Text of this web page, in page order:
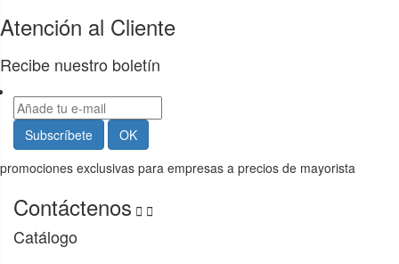
Atención al Cliente
Recibe nuestro boletín
promociones exclusivas para empresas a precios de mayorista
Contáctenos  
Catálogo